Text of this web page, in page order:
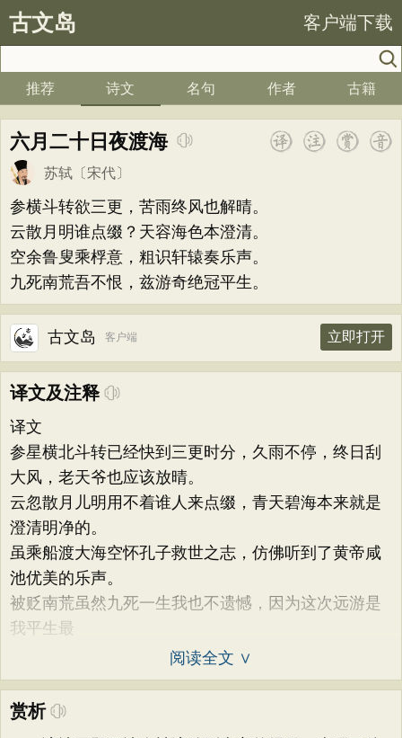
古文岛 客户端下载
推荐 诗文 名句 作者 古籍
六月二十日夜渡海
苏轼 〔宋代〕
参横斗转欲三更，苦雨终风也解晴。
云散月明谁点缀？天容海色本澄清。
空余鲁叟乘桴意，粗识轩辕奏乐声。
九死南荒吾不恨，兹游奇绝冠平生。
古文岛 客户端 立即打开
译文及注释
译文
参星横北斗转已经快到三更时分，久雨不停，终日刮
大风，老天爷也应该放晴。
云忽散月儿明用不着谁人来点缀，青天碧海本来就是
澄清明净的。
虽乘船渡大海空怀孔子救世之志，仿佛听到了黄帝咸
池优美的乐声。
被贬南荒虽然九死一生我也不遗憾，因为这次远游是
我平生最
阅读全文 ∨
赏析